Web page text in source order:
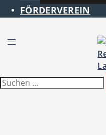
FÖRDERVEREIN
Menü
Suchen